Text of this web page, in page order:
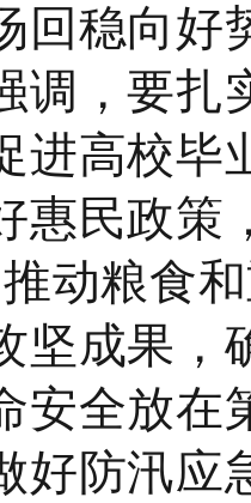
回稳向好
，要扎实
进高校毕
惠民政策
动粮食
坚成果，
安全放在
好防汛应